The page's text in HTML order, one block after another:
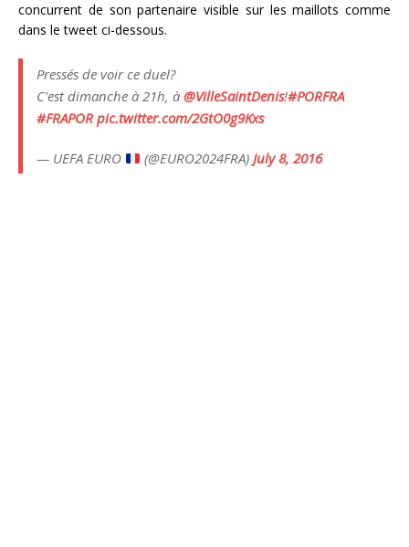
concurrent de son partenaire visible sur les maillots comme
dans le tweet ci-dessous.
Pressés de voir ce duel?
C'est dimanche à 21h, à @VilleSaintDenis!#PORFRA
#FRAPOR pic.twitter.com/2GtO0g9Kxs
— UEFA EURO (@EURO2024FRA)July 8, 2016